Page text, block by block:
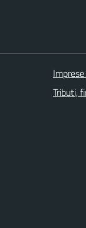
Tributi,